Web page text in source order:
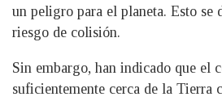
un peligro para el planeta. Esto se
riesgo de colisión.
Sin embargo, han indicado que el
suficientemente cerca de la Tierra